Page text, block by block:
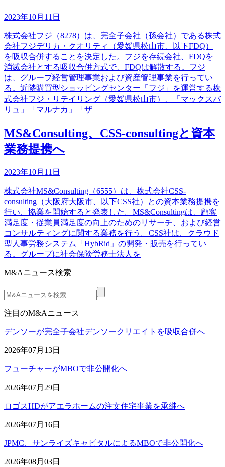
2023年10月11日
株式会社フジ（8278）は、完全子会社（孫会社）である株式
会社フジデリカ・クオリティ（愛媛県松山市、以下FDQ）
を吸収合併することを決定した。フジを存続会社、FDQを
消滅会社とする吸収合併方式で、FDQは解散する。フジ
は、グループ経営管理事業および資産管理事業を行ってい
る。近隣購買型ショッピングセンター「フジ」を運営する株
式会社フジ・リテイリング（愛媛県松山市）、「マックスバ
リュ」「マルナカ」「ザ
MS&Consulting、CSS-consultingと資本
業務提携へ
2023年10月11日
株式会社MS&Consulting（6555）は、株式会社CSS-
consulting（大阪府大阪市、以下CSS社）との資本業務提携を
行い、協業を開始すると発表した。MS&Consultingは、顧客
満足度・従業員満足度の向上のためのリサーチ、および経営
コンサルティングに関する業務を行う。CSS社は、クラウド
型人事労務システム「HybRid」の開発・販売を行ってい
る。グループに社会保険労務士法人を
M&Aニュース検索
注目のM&Aニュース
デンソーが完全子会社デンソークリエイトを吸収合併へ
2026年07月13日
フューチャーがMBOで非公開化へ
2026年07月29日
ロゴスHDがアエラホームの注文住宅事業を承継へ
2026年07月16日
JPMC、サンライズキャピタルによるMBOで非公開化へ
2026年08月03日